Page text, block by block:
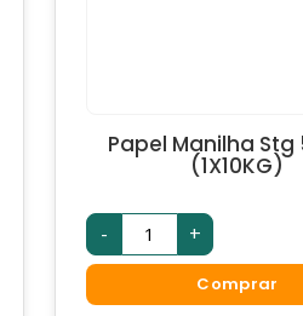
Papel Manilha Stg
(1X10KG)
- +
Comprar